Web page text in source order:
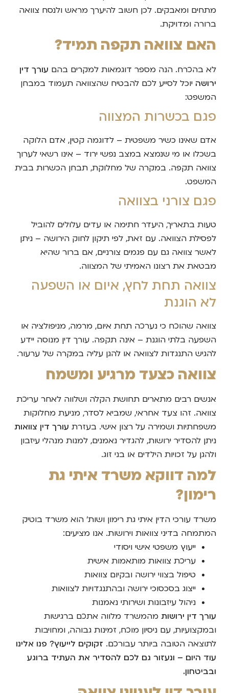
מתחים ומאבקים. לכן חשוב להיערך מראש ולנסח צוואה
ברורה ומדויקת.
האם צוואה תקפה תמיד?
לא בהכרח. הנה מספר דוגמאות למקרים בהם עורך דין
ירושה יוכל לסייע לכם להבטיח שהצוואה תעמוד במבחן
המשפט:
פגם בכשרות המצווה
אדם שאינו כשיר משפטית – לדוגמה קטין, אדם הלוקה
בשכלו או מי שנמצא במצב נפשי ירוד – אינו רשאי לערוך
צוואה תקפה. במקרה של מחלוקת, תבחן הכשרות בבית
המשפט.
פגם צורני בצוואה
טעות בתאריך, היעדר חתימה או עדים עלולים להוביל
לפסילת הצוואה. עם זאת, לפי תיקון לחוק הירושה – ניתן
לאשר צוואה גם עם פגמים צורניים, אם ברור שהיא
מבטאת את רצונו האמיתי של המצווה.
צוואה תחת לחץ, איום או השפעה
לא הוגנת
צוואה שהוכח כי נערכה תחת איום, מרמה, מניפולציה או
השפעה בלתי הוגנת – אינה תקפה. עורך דין מנוסה יידע
להגיש התנגדות לצוואה או להגן עליה במקרה של ערעור.
צוואה כצעד מרגיע ומשמח
אנשים רבים מתארים תחושת הקלה ושלווה לאחר עריכת
צוואה. זהו צעד אחראי, שמביא לסדר, מניעת מחלוקות
משפחתיות ושמירה על רצון אישי. בעזרת עורך דין צוואות
ניתן להסדיר ירושות, להגדיר נאמנים, למנות מנהלי עיזבון
ולהגן על זכויות הילדים או בני זוג.
למה דווקא משרד איתי גת
רימון?
משרד עורכי הדין איתי גת רימון ושות' הוא משרד בוטיק
המתמחה בדיני צוואות וירושות. אנו מציעים:
ייעוץ משפטי אישי ויסודי
עריכת צוואות מותאמות אישית
טיפול בצווי ירושה ובקיום צוואות
ייצוג בסכסוכי ירושה ובהתנגדויות לצוואות
ניהול עיזבונות ושירותי נאמנות
עורך דין ירושות מהמשרד מלווה אתכם ברגישות
ובמקצועיות, עם ניסיון מוכח, זמינות גבוהה, ומחויבות
לתוצאה הטובה ביותר עבורכם. זקוקים לייעוץ? פנו אלינו
עוד היום – ונעזור גם לכם להסדיר את העתיד ברוגע
ובביטחון.